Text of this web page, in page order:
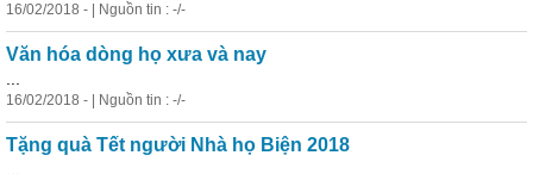
16/02/2018 - | Nguồn tin : -/-
Văn hóa dòng họ xưa và nay
16/02/2018 - | Nguồn tin : -/-
Tặng quà Tết người Nhà họ Biện 2018